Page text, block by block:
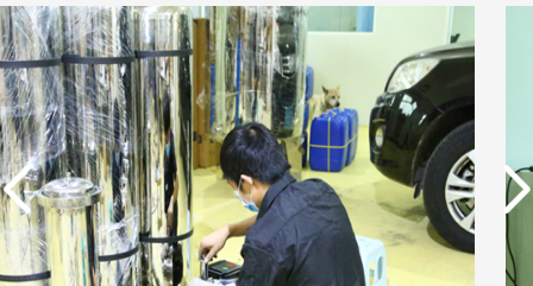
单边过滤流畅基板
析器用纯水隔板组件